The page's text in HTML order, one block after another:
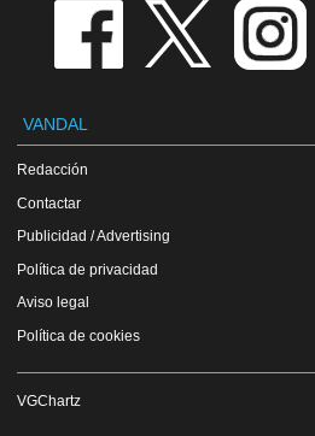
VANDAL
Redacción
Contactar
Publicidad / Advertising
Política de privacidad
Aviso legal
Política de cookies
VGChartz